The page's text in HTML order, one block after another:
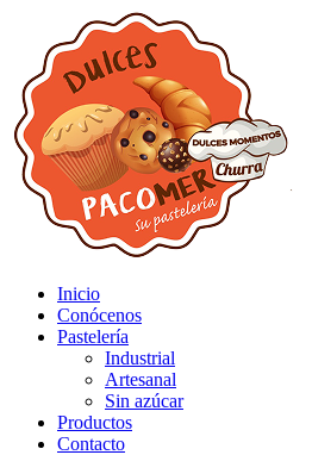
Inicio
Conócenos
Pastelería
Industrial
Artesanal
Sin azúcar
Productos
Contacto